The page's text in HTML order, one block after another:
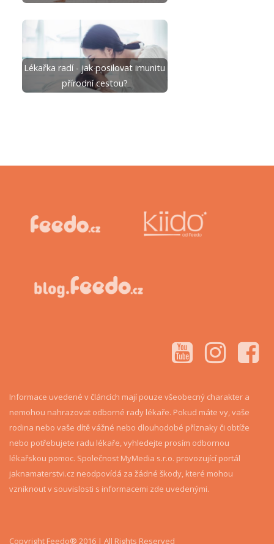
Lékařka radí - jak posilovat imunitu
přírodní cestou?
Informace uvedené v článcích mají pouze všeobecný charakter a
nemohou nahrazovat odborné rady lékaře. Pokud máte vy, vaše
rodina nebo vaše dítě vážné nebo dlouhodobé příznaky či obtíže
nebo potřebujete radu lékaře, vyhledejte prosím odbornou
lékařskou pomoc. Společnost MyMedia s.r.o. provozující portál
jaknamaterstvi.cz neodpovídá za žádné škody, které mohou
vzniknout v souvislosti s informacemi zde uvedenými.
Copyright Feedo® 2016 | All Rights Reserved